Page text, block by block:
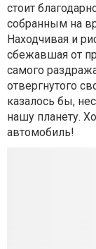
стоит
собранным на
Находчивая и
сбежавшая от
самого
отвергнутого
казалось бы,
нашу планету.
автомобиль!